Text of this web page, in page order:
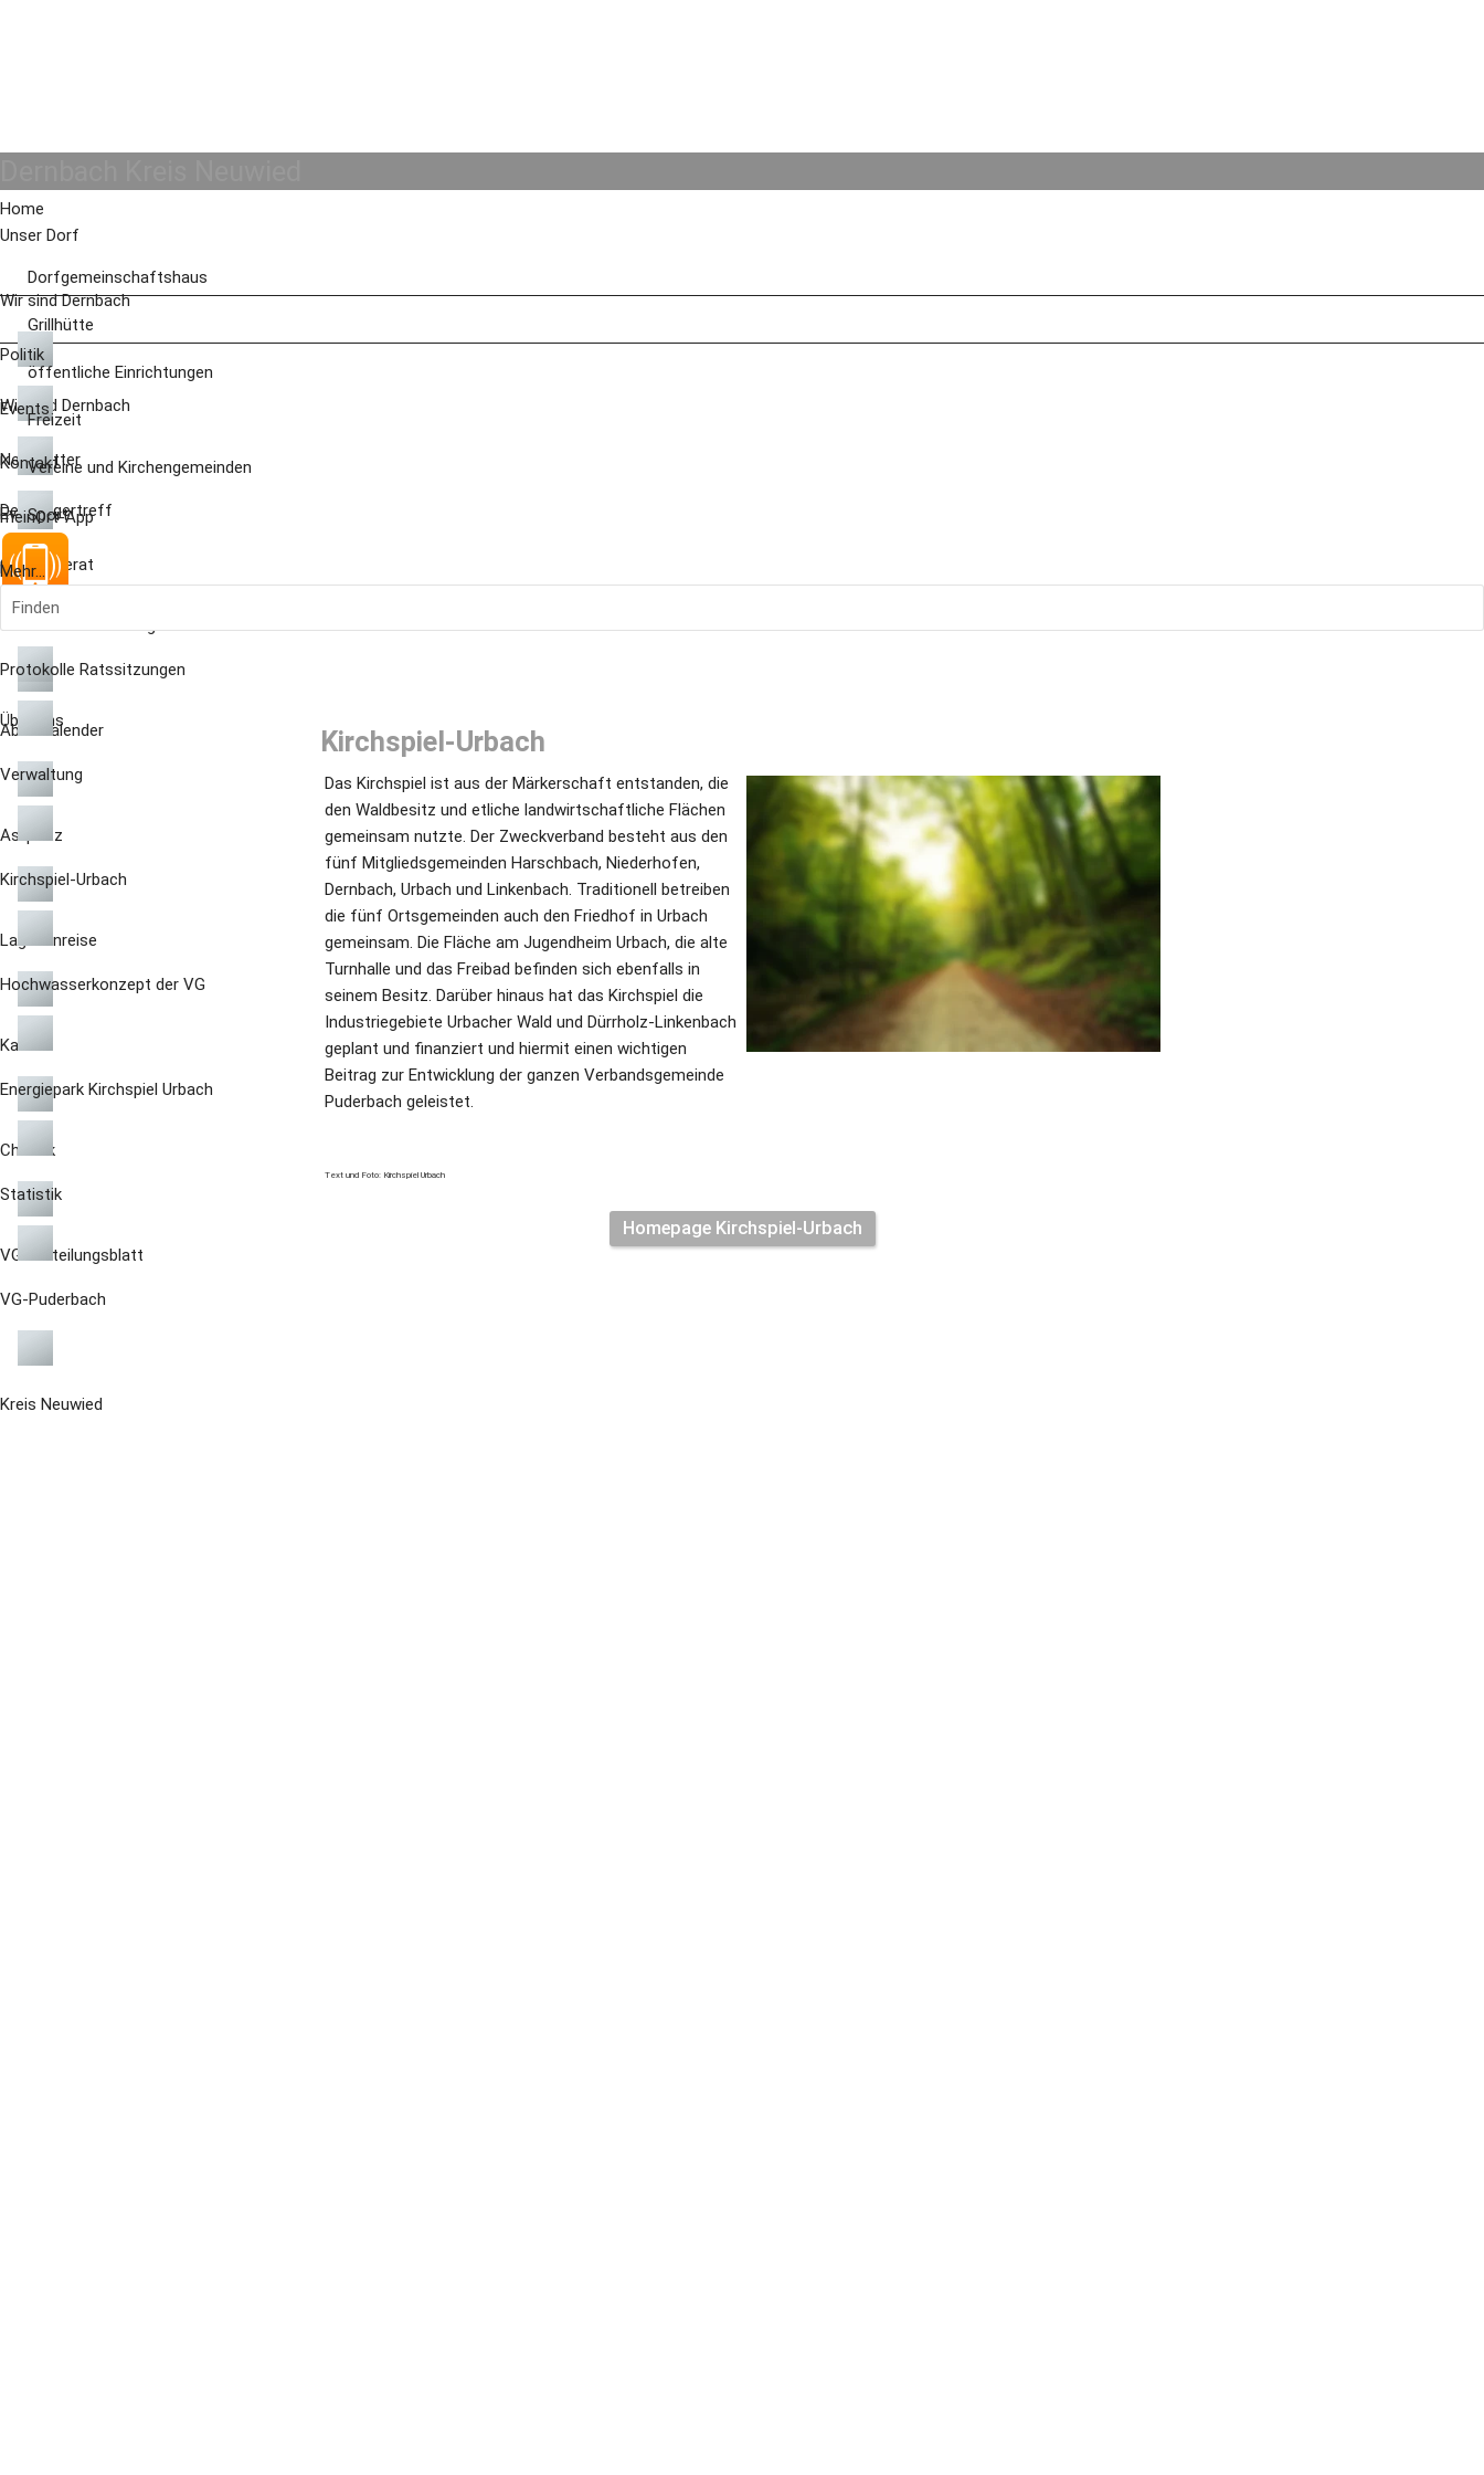
Home
Unser Dorf
Dorfgemeinschaftshaus
Grillhütte
öffentliche Einrichtungen
Freizeit
Vereine und Kirchengemeinden
Sport
ÖPNV-Busverbindungen
Abfallkalender
Astplatz
Lage-Anreise
Karte
Chronik
VG-Mitteilungsblatt
Wir sind Dernbach
Wir sind Dernbach
Der Bürgertreff
Kaffeeklatsch
Über uns
Politik
Newsletter
Gemeinderat
Protokolle Ratssitzungen
Verwaltung
Kirchspiel-Urbach
Hochwasserkonzept der VG
Energiepark Kirchspiel Urbach
Statistik
VG-Puderbach
Kreis Neuwied
Events
Events
Kontakt
Kontakt
meinOrt-App
Mehr...
Finden
Kirchspiel-Urbach
Das Kirchspiel ist aus der Märkerschaft entstanden, die
den Waldbesitz und etliche landwirtschaftliche Flächen
gemeinsam nutzte. Der Zweckverband besteht aus den
fünf Mitgliedsgemeinden Harschbach, Niederhofen,
Dernbach, Urbach und Linkenbach. Traditionell betreiben
die fünf Ortsgemeinden auch den Friedhof in Urbach
gemeinsam. Die Fläche am Jugendheim Urbach, die alte
Turnhalle und das Freibad befinden sich ebenfalls in
seinem Besitz. Darüber hinaus hat das Kirchspiel die
Industriegebiete Urbacher Wald und Dürrholz-Linkenbach
geplant und finanziert und hiermit einen wichtigen
Beitrag zur Entwicklung der ganzen Verbandsgemeinde
Puderbach geleistet.
Text und Foto: Kirchspiel Urbach
Homepage Kirchspiel-Urbach